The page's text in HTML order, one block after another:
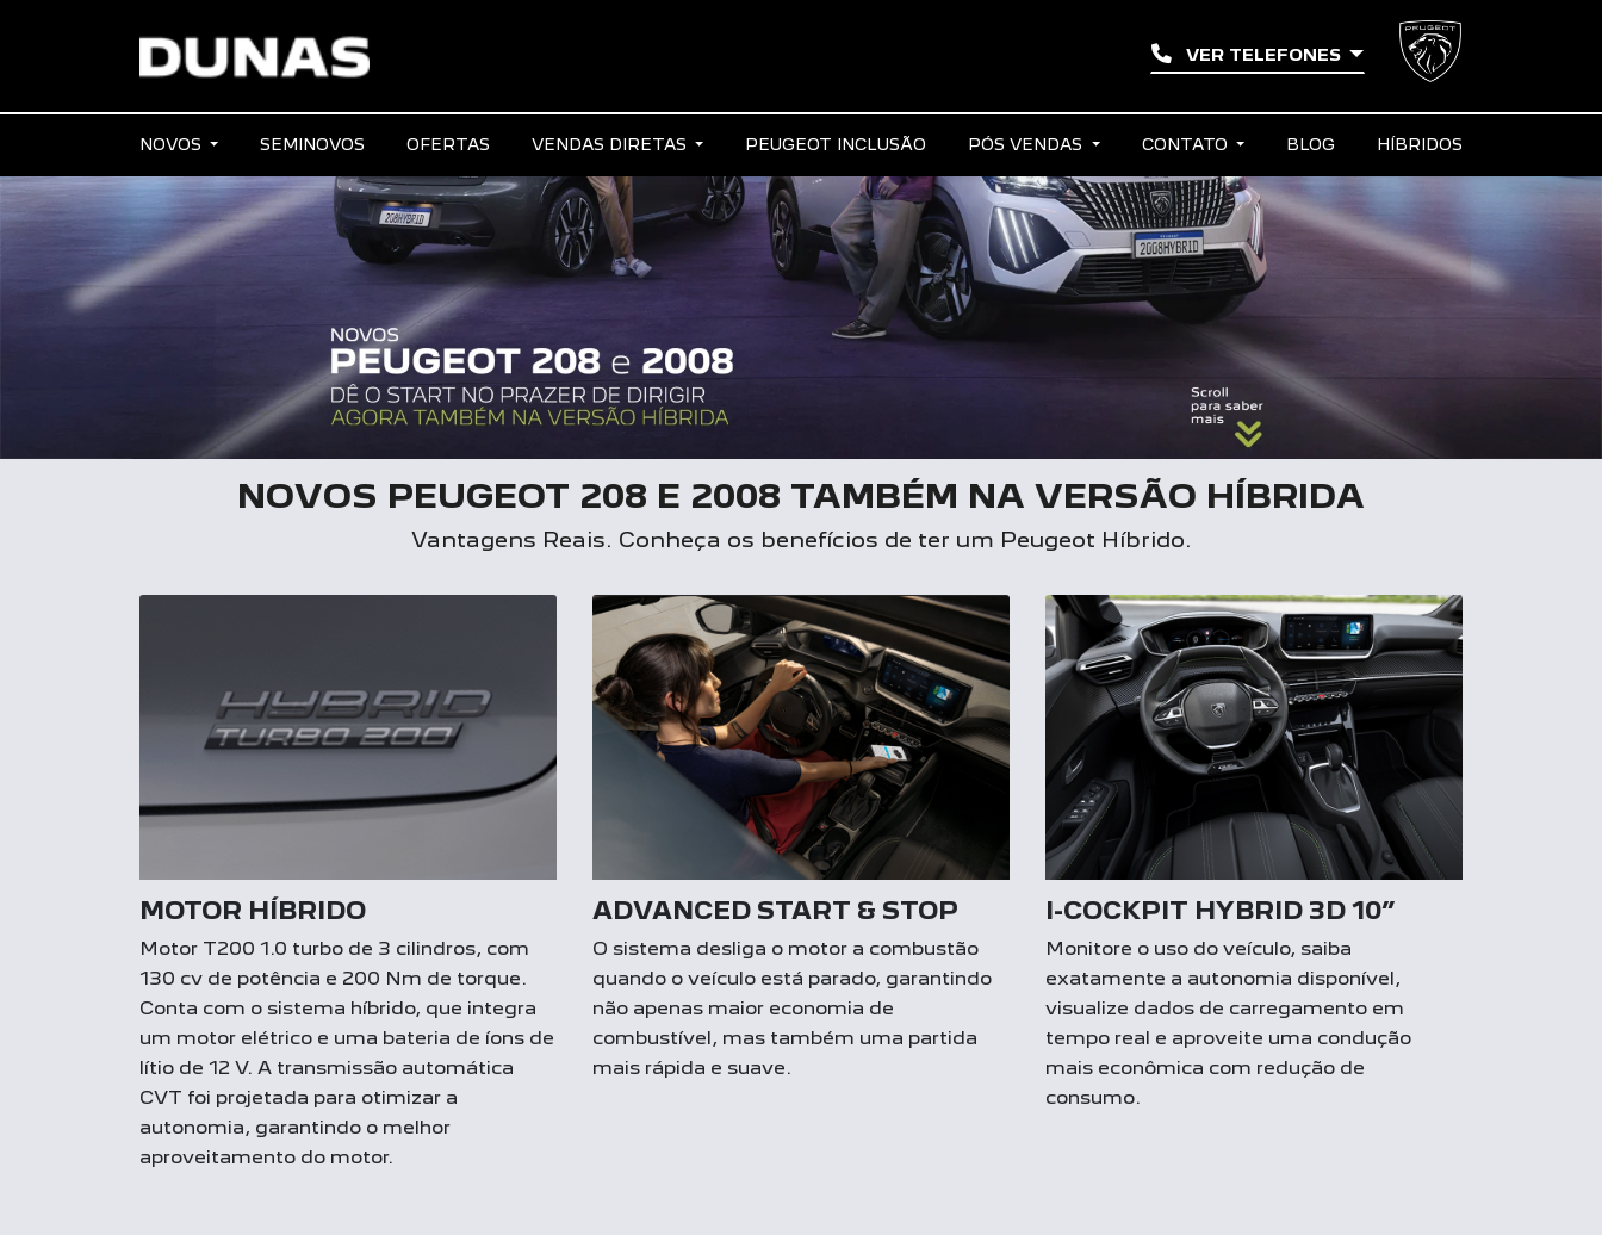
NOVOS PEUGEOT 208 E 2008 TAMBÉM NA VERSÃO HÍBRIDA
Vantagens Reais. Conheça os benefícios de ter um Peugeot Híbrido.
MOTOR HÍBRIDO
Motor T200 1.0 turbo de 3 cilindros, com
130 cv de potência e 200 Nm de torque.
Conta com o sistema híbrido, que integra
um motor elétrico e uma bateria de íons de
lítio de 12 V. A transmissão automática
CVT foi projetada para otimizar a
autonomia, garantindo o melhor
aproveitamento do motor.
ADVANCED START & STOP
O sistema desliga o motor a combustão
quando o veículo está parado, garantindo
não apenas maior economia de
combustível, mas também uma partida
mais rápida e suave.
I-COCKPIT HYBRID 3D 10”
Monitore o uso do veículo, saiba
exatamente a autonomia disponível,
visualize dados de carregamento em
tempo real e aproveite uma condução
mais econômica com redução de
consumo.
VER TELEFONES
NOVOS SEMINOVOS OFERTAS VENDAS DIRETAS PEUGEOT INCLUSÃO PÓS VENDAS CONTATO BLOG HÍBRIDOS